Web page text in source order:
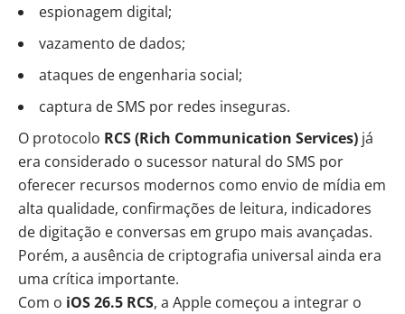
espionagem digital;
vazamento de dados;
ataques de engenharia social;
captura de SMS por redes inseguras.
O protocolo RCS (Rich Communication Services) já
era considerado o sucessor natural do SMS por
oferecer recursos modernos como envio de mídia em
alta qualidade, confirmações de leitura, indicadores
de digitação e conversas em grupo mais avançadas.
Porém, a ausência de criptografia universal ainda era
uma crítica importante.
Com o iOS 26.5 RCS, a Apple começou a integrar o